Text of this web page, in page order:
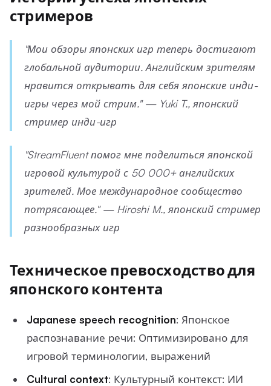
стримеров
"Мои обзоры японских игр теперь достигают
глобальной аудитории. Английским зрителям
нравится открывать для себя японские инди-
игры через мой стрим." — Yuki T., японский
стример инди-игр
"StreamFluent помог мне поделиться японской
игровой культурой с 50 000+ английских
зрителей. Мое международное сообщество
потрясающее." — Hiroshi M., японский стример
разнообразных игр
Техническое превосходство для
японского контента
Japanese speech recognition: Японское
распознавание речи: Оптимизировано для
игровой терминологии, выражений
Cultural context: Культурный контекст: ИИ